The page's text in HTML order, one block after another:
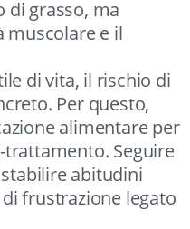
di grasso, ma
muscolare e il
di vita, il rischio di
Per questo,
alimentare per
Seguire
abitudini
frustrazione legato